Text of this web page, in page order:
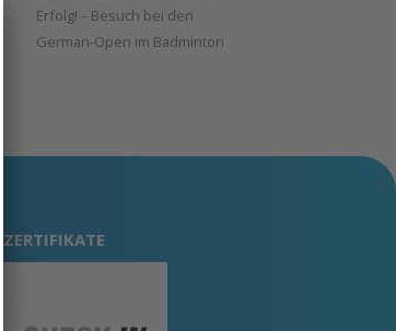
Erfolg! – Besuch bei den
German-Open im Badminton
ZERTIFIKATE